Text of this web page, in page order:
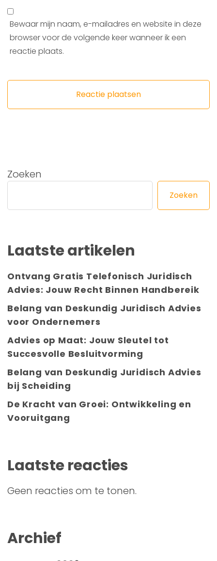
Bewaar mijn naam, e-mailadres en website in deze
browser voor de volgende keer wanneer ik een
reactie plaats.
Zoeken
Zoeken
Laatste artikelen
Ontvang Gratis Telefonisch Juridisch
Advies: Jouw Recht Binnen Handbereik
Belang van Deskundig Juridisch Advies
voor Ondernemers
Advies op Maat: Jouw Sleutel tot
Succesvolle Besluitvorming
Belang van Deskundig Juridisch Advies
bij Scheiding
De Kracht van Groei: Ontwikkeling en
Vooruitgang
Laatste reacties
Geen reacties om te tonen.
Archief